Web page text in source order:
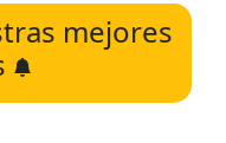
mejores